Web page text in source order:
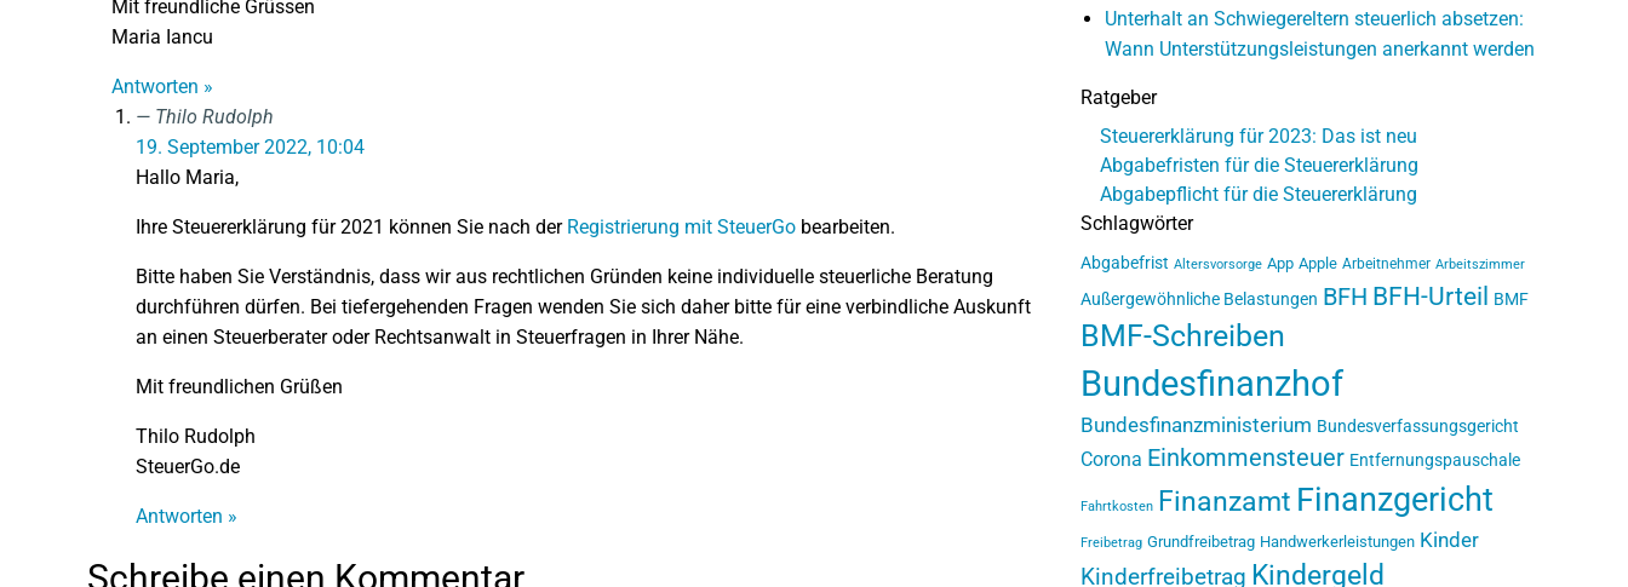
Mit freundliche Grüssen
Maria Iancu
Antworten »
Thilo Rudolph
19. September 2022, 10:04
Hallo Maria,
Ihre Steuererklärung für 2021 können Sie nach der Registrierung mit SteuerGo bearbeiten.
Bitte haben Sie Verständnis, dass wir aus rechtlichen Gründen keine individuelle steuerliche Beratung
durchführen dürfen. Bei tiefergehenden Fragen wenden Sie sich daher bitte für eine verbindliche Auskunft
an einen Steuerberater oder Rechtsanwalt in Steuerfragen in Ihrer Nähe.
Mit freundlichen Grüßen
Thilo Rudolph
SteuerGo.de
Antworten »
Schreibe einen Kommentar
Unterhalt an Schwiegereltern steuerlich absetzen:
Wann Unterstützungsleistungen anerkannt werden
Ratgeber
Steuererklärung für 2023: Das ist neu
Abgabefristen für die Steuererklärung
Abgabepflicht für die Steuererklärung
Schlagwörter
Abgabefrist Altersvorsorge App Apple Arbeitnehmer Arbeitszimmer
Außergewöhnliche Belastungen BFH BFH-Urteil BMF
BMF-Schreiben
Bundesfinanzhof
Bundesfinanzministerium Bundesverfassungsgericht
Corona Einkommensteuer Entfernungspauschale
Fahrtkosten Finanzamt Finanzgericht
Freibetrag Grundfreibetrag Handwerkerleistungen Kinder
Kinderfreibetrag Kindergeld